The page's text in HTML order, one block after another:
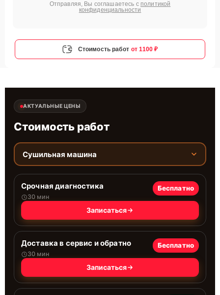
Отправляя, Вы соглашаетесь с политикой
конфиденциальности
Стоимость работ от 1100 ₽
АКТУАЛЬНЫЕ ЦЕНЫ
Стоимость работ
Сушильная машина
Срочная диагностика
30 мин
Бесплатно
Записаться
Доставка в сервис и обратно
30 мин
Бесплатно
Записаться